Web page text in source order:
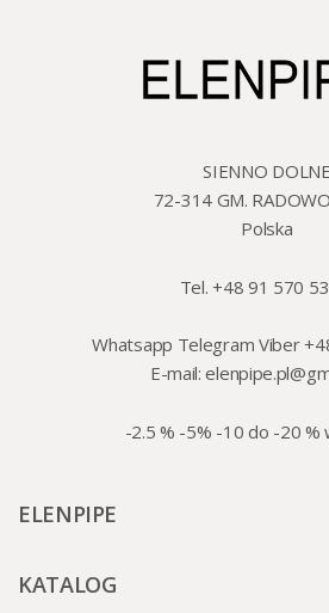
SIENNO DOLNE
72-314 GM.
Polska
Tel. +48 91 570
Whatsapp Telegram Viber
E-mail:
-2.5 % -5% -10 do -20 %
ELENPIPE
KATALOG